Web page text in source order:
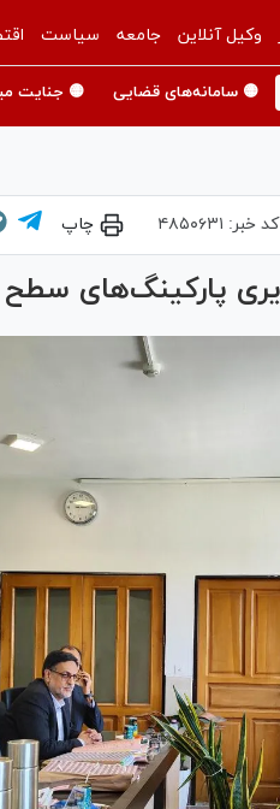
وکیل آنلاین جامعه سیاست
🟡 سامانه‌های قضایی 🟡 جنایت
کد خبر: ۴۸۵۰۶۳۱ چاپ
پارکینگ‌های